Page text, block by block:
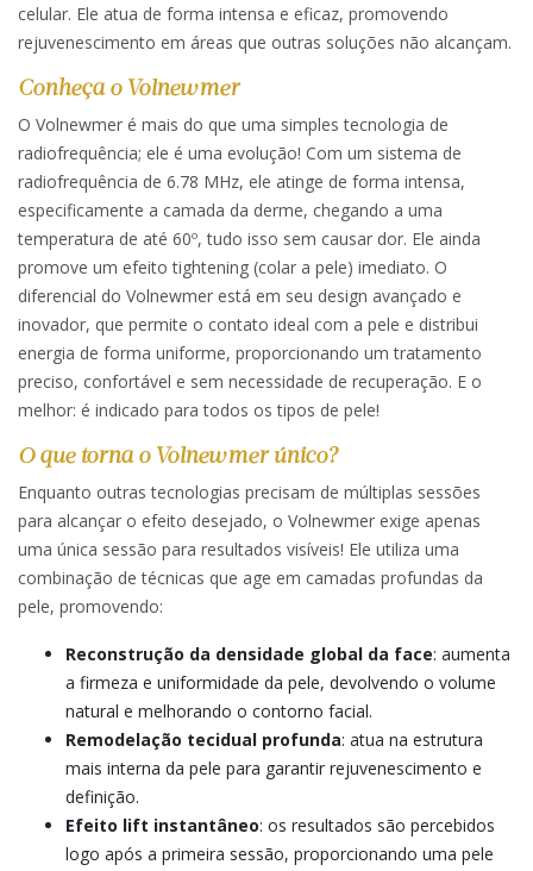
celular. Ele atua de forma intensa e eficaz, promovendo
rejuvenescimento em áreas que outras soluções não alcançam.
Conheça o Volnewmer
O Volnewmer é mais do que uma simples tecnologia de
radiofrequência; ele é uma evolução! Com um sistema de
radiofrequência de 6.78 MHz, ele atinge de forma intensa,
especificamente a camada da derme, chegando a uma
temperatura de até 60º, tudo isso sem causar dor. Ele ainda
promove um efeito tightening (colar a pele) imediato. O
diferencial do Volnewmer está em seu design avançado e
inovador, que permite o contato ideal com a pele e distribui
energia de forma uniforme, proporcionando um tratamento
preciso, confortável e sem necessidade de recuperação. E o
melhor: é indicado para todos os tipos de pele!
O que torna o Volnewmer único?
Enquanto outras tecnologias precisam de múltiplas sessões
para alcançar o efeito desejado, o Volnewmer exige apenas
uma única sessão para resultados visíveis! Ele utiliza uma
combinação de técnicas que age em camadas profundas da
pele, promovendo:
Reconstrução da densidade global da face: aumenta
a firmeza e uniformidade da pele, devolvendo o volume
natural e melhorando o contorno facial.
Remodelação tecidual profunda: atua na estrutura
mais interna da pele para garantir rejuvenescimento e
definição.
Efeito lift instantâneo: os resultados são percebidos
logo após a primeira sessão, proporcionando uma pele